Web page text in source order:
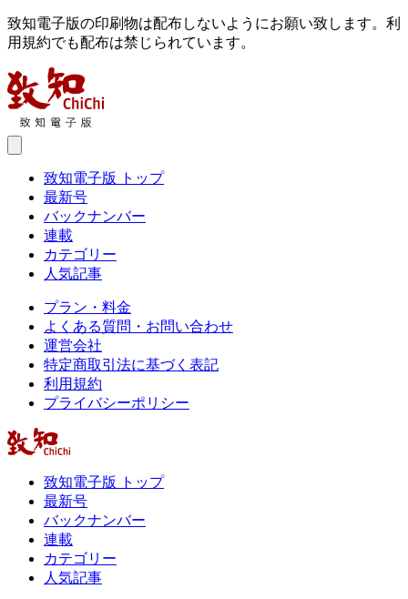
致知電子版の印刷物は配布しないようにお願い致します。利
用規約でも配布は禁じられています。
致知電子版 トップ
最新号
バックナンバー
連載
カテゴリー
人気記事
プラン・料金
よくある質問・お問い合わせ
運営会社
特定商取引法に基づく表記
利用規約
プライバシーポリシー
致知電子版 トップ
最新号
バックナンバー
連載
カテゴリー
人気記事